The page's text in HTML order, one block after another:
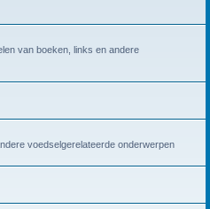
van boeken, links en andere
voedselgerelateerde onderwerpen